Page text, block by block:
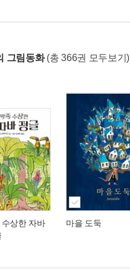
그림동화 (총 366권 모두보기)
상한 자바
마을 도둑